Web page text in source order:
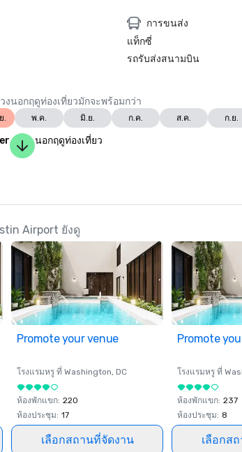
การขนส่ง
แท็กซี่
รถรับส่งสนามบิน
นอกฤดูท่องเที่ยวมักจะพร้อมกว่า
. พ.ค. มิ.ย. ก.ค. ส.ค. ก.ย.
นอกฤดูท่องเที่ยว
Airport ยังดู
Promote your venue
โรงแรมหรู ที่ Washington, DC
ห้องพักแขก: 220
ห้องประชุม: 17
เลือกสถานที่จัดงาน
Promote
โรงแรมหรู ที่
ห้องพักแขก: 237
ห้องประชุม: 8
เลือกส